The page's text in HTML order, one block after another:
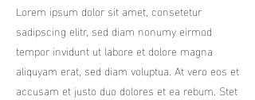
Lorem ipsum dolor sit amet, consetetur
sadipscing elitr, sed diam nonumy eirmod
tempor invidunt ut labore et dolore magna
aliquyam erat, sed diam voluptua. At vero eos et
accusam et justo duo dolores et ea rebum. Stet